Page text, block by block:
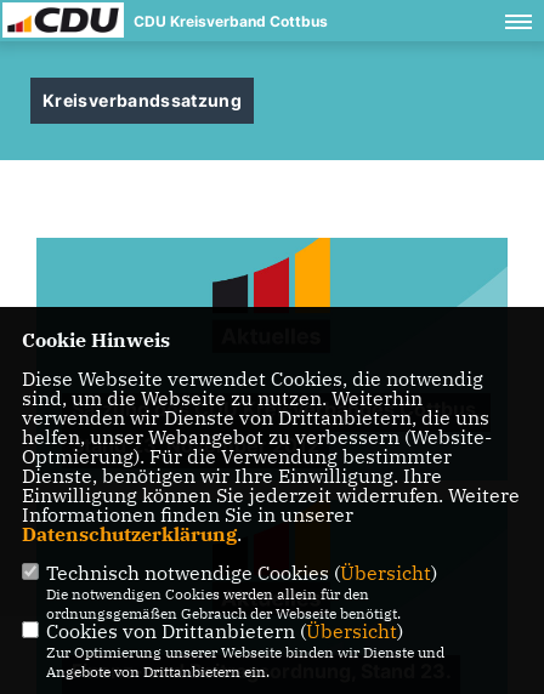
CDU Kreisverband Cottbus
Kreisverbandssatzung
Satzung des CDU Kreisverbandes Cottbus,
Stand 23. November 2012
Finanz- und Beitragsordnung, Stand 23.
Cookie Hinweis
Diese Webseite verwendet Cookies, die notwendig
sind, um die Webseite zu nutzen. Weiterhin
verwenden wir Dienste von Drittanbietern, die uns
helfen, unser Webangebot zu verbessern (Website-
Optmierung). Für die Verwendung bestimmter
Dienste, benötigen wir Ihre Einwilligung. Ihre
Einwilligung können Sie jederzeit widerrufen. Weitere
Informationen finden Sie in unserer
Datenschutzerklärung.
Technisch notwendige Cookies (Übersicht)
Die notwendigen Cookies werden allein für den
ordnungsgemäßen Gebrauch der Webseite benötigt.
Cookies von Drittanbietern (Übersicht)
Zur Optimierung unserer Webseite binden wir Dienste und
Angebote von Drittanbietern ein.